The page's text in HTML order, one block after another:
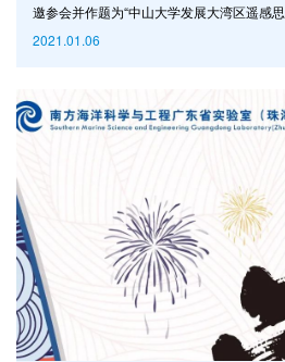
邀参会并作题为“中山大学发展大湾区遥感
资源厅杨林安副厅长、广东省测绘学会刘小
中首先介绍了我实验室的发展情况。他指出
2021.01.06